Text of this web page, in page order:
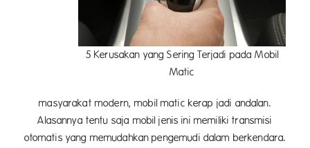
5 Kerusakan yang Sering Terjadi pada Mobil
Matic
masyarakat modern, mobil matic kerap jadi andalan.
Alasannya tentu saja mobil jenis ini memiliki transmisi
otomatis yang memudahkan pengemudi dalam berkendara.